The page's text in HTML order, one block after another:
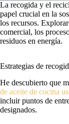
La recogida y el
papel crucial en la
los recursos.
comercial, los
residuos en energía.
Estrategias de
He descubierto que
de aceite de cocina
incluir puntos de
designados.